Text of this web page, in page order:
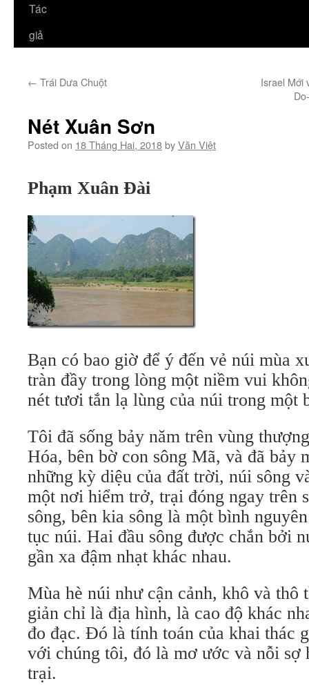
Tác
giả
← Trái Dưa Chuột
Israel Mới
Nét Xuân Sơn
Posted on 18 Tháng Hai, 2018byVăn Việt
Phạm Xuân Ðài
Bạn có bao giờ để ý đến vẻ núi mùa
tràn đầy trong lòng một niềm vui
nét tươi tắn lạ lùng của núi trong một
Tôi đã sống bảy năm trên vùng
Hóa, bên bờ con sông Mã, và đã bảy
những kỳ diệu của đất trời, núi sông
một nơi hiểm trở, trại đóng ngay trên
sông, bên kia sông là một bình
tục núi. Hai đầu sông được chắn bởi
gần xa đậm nhạt khác nhau.
Mùa hè núi như cận cảnh, khô và thô
giản chỉ là địa hình, là cao độ khác
đo đạc. Ðó là tính toán của khai thác
với chúng tôi, đó là mơ ước và nỗi sợ
trại.